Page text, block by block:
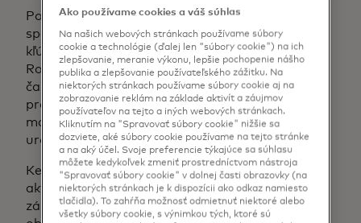
Pokiaľ ide o cestovanie, rozdiely medzi
spotrebiteľmi sú nielen zrejmé, ale ich riešenie je
kľúčové pre optimalizáciu miery konverzie.
Rodina, ktorá hľadá spoločný čas na strávenie
času, si nebude chcieť rezervovať plavbu určenú
pre páry a samostatný cestovateľ, ktorý hľadá
maximálny čas na relax, si nebude chcieť plavbu
určenú pre deti.
Keď si však spotrebiteľ musí sám rozpoznať, na
aký typ plavby klikol, existuje vysoké riziko straty
záujmu. Nikto nemá čas na dôkladný prieskum v
Ako používame cookies a váš súhlas
Na našich webových stránkach používame súbory
cookie a technológie (ďalej len "súbory cookie") na ich
zlepšovanie, meranie výkonu, lepšie pochopenie nášho
publika a zlepšovanie používateľského zážitku. Na
niektorých stránkach používame súbory cookie aj na
zobrazovanie reklám na základe aktivít a záujmov
používateľov na tejto a iných webových stránkach.
Kliknutím na "Spravovať súbory cookie" nižšie sa
dozviete, aké súbory cookie používame na tejto stránke
a na aký účel. Svoje preferencie týkajúce sa súhlasu
môžete kedykoľvek zmeniť prostredníctvom nástroja
"Spravovať súbory cookie" v dolnej časti obrazovky (na
niektorých stránkach je k dispozícii ako odkaz namiesto
tlačidla). To zahŕňa možnosť odmietnuť niektoré alebo
všetky súbory cookie, s výnimkou tých, ktoré sú